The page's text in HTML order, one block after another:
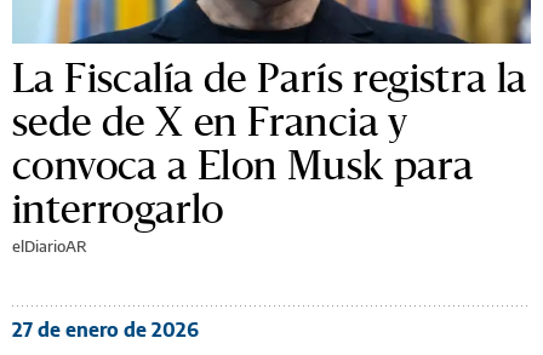
La Fiscalía de París registra la
sede de X en Francia y
convoca a Elon Musk para
interrogarlo
elDiarioAR
27 de enero de 2026